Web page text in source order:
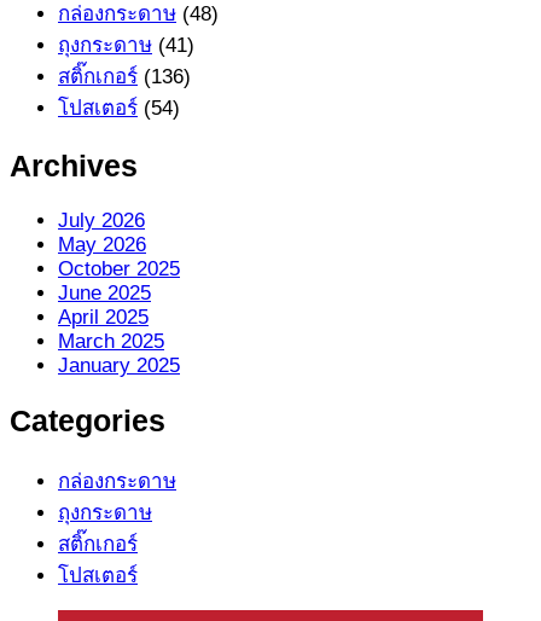
กล่องกระดาษ (48)
ถุงกระดาษ (41)
สติ๊กเกอร์ (136)
โปสเตอร์ (54)
Archives
July 2026
May 2026
October 2025
June 2025
April 2025
March 2025
January 2025
Categories
กล่องกระดาษ
ถุงกระดาษ
สติ๊กเกอร์
โปสเตอร์